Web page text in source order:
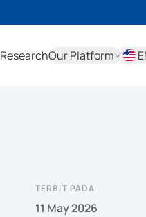
ResearchOur Platform
TERBIT PADA
11 May 2026